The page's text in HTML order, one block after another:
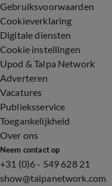
Gebruiksvoorwaarden
Cookieverklaring
Digitale diensten
Cookie instellingen
Upod & Talpa Network
Adverteren
Vacatures
Publieksservice
Toegankelijkheid
Over ons
Neem contact op
+31 (0)6 - 549 628 21
show@talpanetwork.com